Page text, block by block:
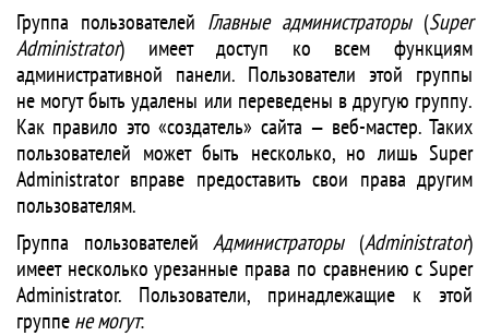
Группа пользователей Главные администраторы(Super
Administrator) имеет доступ ко всем функциям
административной панели. Пользователи этой группы
не могут быть удалены или переведены в другую группу.
Как правило это «создатель» сайта — веб-мастер. Таких
пользователей может быть несколько, но лишь Super
Administrator вправе предоставить свои права другим
пользователям.
Группа пользователейАдминистраторы(Administrator)
имеет несколько урезанные права по сравнению с Super
Administrator. Пользователи, принадлежащие к этой
группене могут: